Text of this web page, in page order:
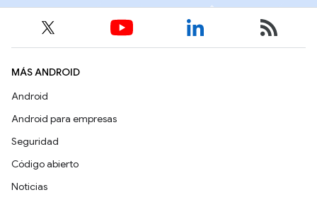
MÁS ANDROID
Android
Android para empresas
Seguridad
Código abierto
Noticias